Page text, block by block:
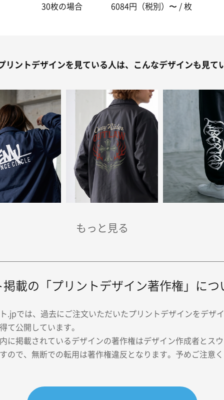
30枚の場合 6084円（税別）〜 / 枚
リントデザインを見ている人は、こんなデザインも見て
掲載の「プリントデザイン著作権」につ
.jpでは、過去にご注文いただいたプリントデザインをデザ
て公開しています。
に掲載されているデザインの著作権はデザイン作成者とス
ので、無断での転用は著作権違反となります。予めご注意